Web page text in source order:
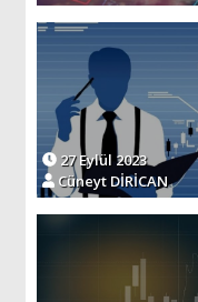
27 Eylül 2023
Cüneyt DİRİCAN